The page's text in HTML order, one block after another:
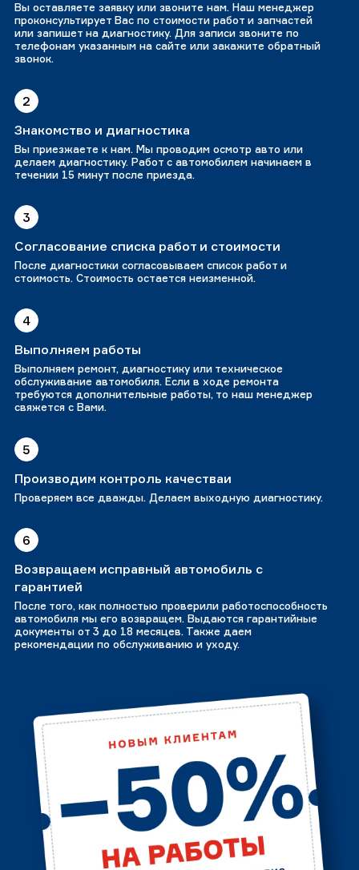
Вы оставляете заявку или звоните нам. Наш менеджер
проконсультирует Вас по стоимости работ и запчастей
или запишет на диагностику. Для записи звоните по
телефонам указанным на сайте или закажите обратный
звонок.
2
Знакомство и диагностика
Вы приезжаете к нам. Мы проводим осмотр авто или
делаем диагностику. Работ с автомобилем начинаем в
течении 15 минут после приезда.
3
Согласование списка работ и стоимости
После диагностики согласовываем список работ и
стоимость. Стоимость остается неизменной.
4
Выполняем работы
Выполняем ремонт, диагностику или техническое
обслуживание автомобиля. Если в ходе ремонта
требуются дополнительные работы, то наш менеджер
свяжется с Вами.
5
Производим контроль качестваи
Проверяем все дважды. Делаем выходную диагностику.
6
Возвращаем исправный автомобиль с
гарантией
После того, как полностью проверили работоспособность
автомобиля мы его возвращем. Выдаются гарантийные
документы от 3 до 18 месяцев. Также даем
рекомендации по обслуживанию и уходу.